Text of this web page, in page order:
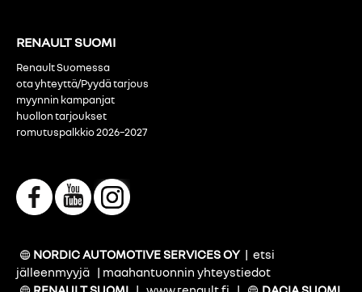
RENAULT SUOMI
Renault Suomessa
ota yhteyttä/Pyydä tarjous
myynnin kampanjat
huollon tarjoukset
romutuspalkkio 2026–2027
NORDIC AUTOMOTIVE SERVICES OY | etsi
jälleenmyyjä | maahantuonnin yhteystiedot